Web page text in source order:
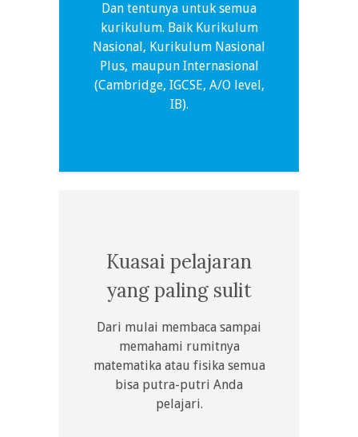
Dan tentunya untuk semua
kurikulum. Baik Kurikulum
Nasional, Kurikulum Nasional
Plus, maupun Internasional
(Cambridge, IGCSE, A/O level,
IB).
Kuasai pelajaran
yang paling sulit
Dari mulai membaca sampai
memahami rumitnya
matematika atau fisika semua
bisa putra-putri Anda
pelajari.